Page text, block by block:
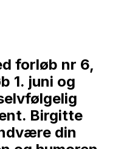
forløb nr 6,
1. juni og
Birgitte
din